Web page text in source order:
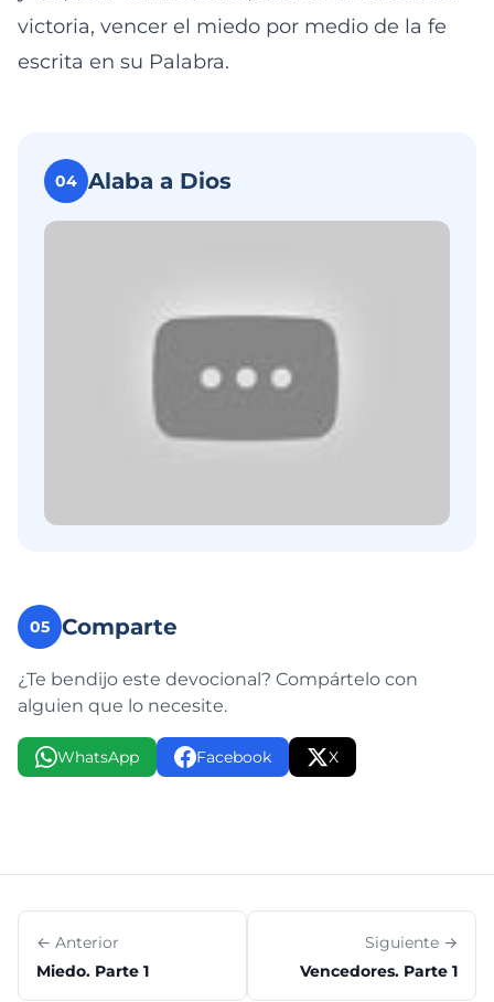
victoria, vencer el miedo por medio de la fe
escrita en su Palabra.
04 Alaba a Dios
05 Comparte
¿Te bendijo este devocional? Compártelo con
alguien que lo necesite.
WhatsApp Facebook X
← Anterior
Miedo. Parte 1
Siguiente →
Vencedores. Parte 1